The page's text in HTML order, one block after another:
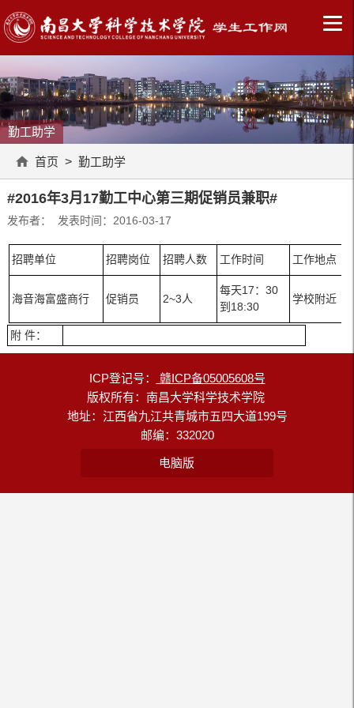
勤工助学
首页 > 勤工助学
#2016年3月17勤工中心第三期促销员兼职#
发布者： 发表时间：2016-03-17
招聘单位 招聘岗位 招聘人数 工作时间 工作地点
海音海富盛商行 促销员 2~3人
每天17：30
到18:30
学校附近
附 件：
ICP登记号：
赣ICP备05005608号
版权所有：南昌大学科学技术学院
地址：江西省九江共青城市五四大道199号
邮编：332020
电脑版